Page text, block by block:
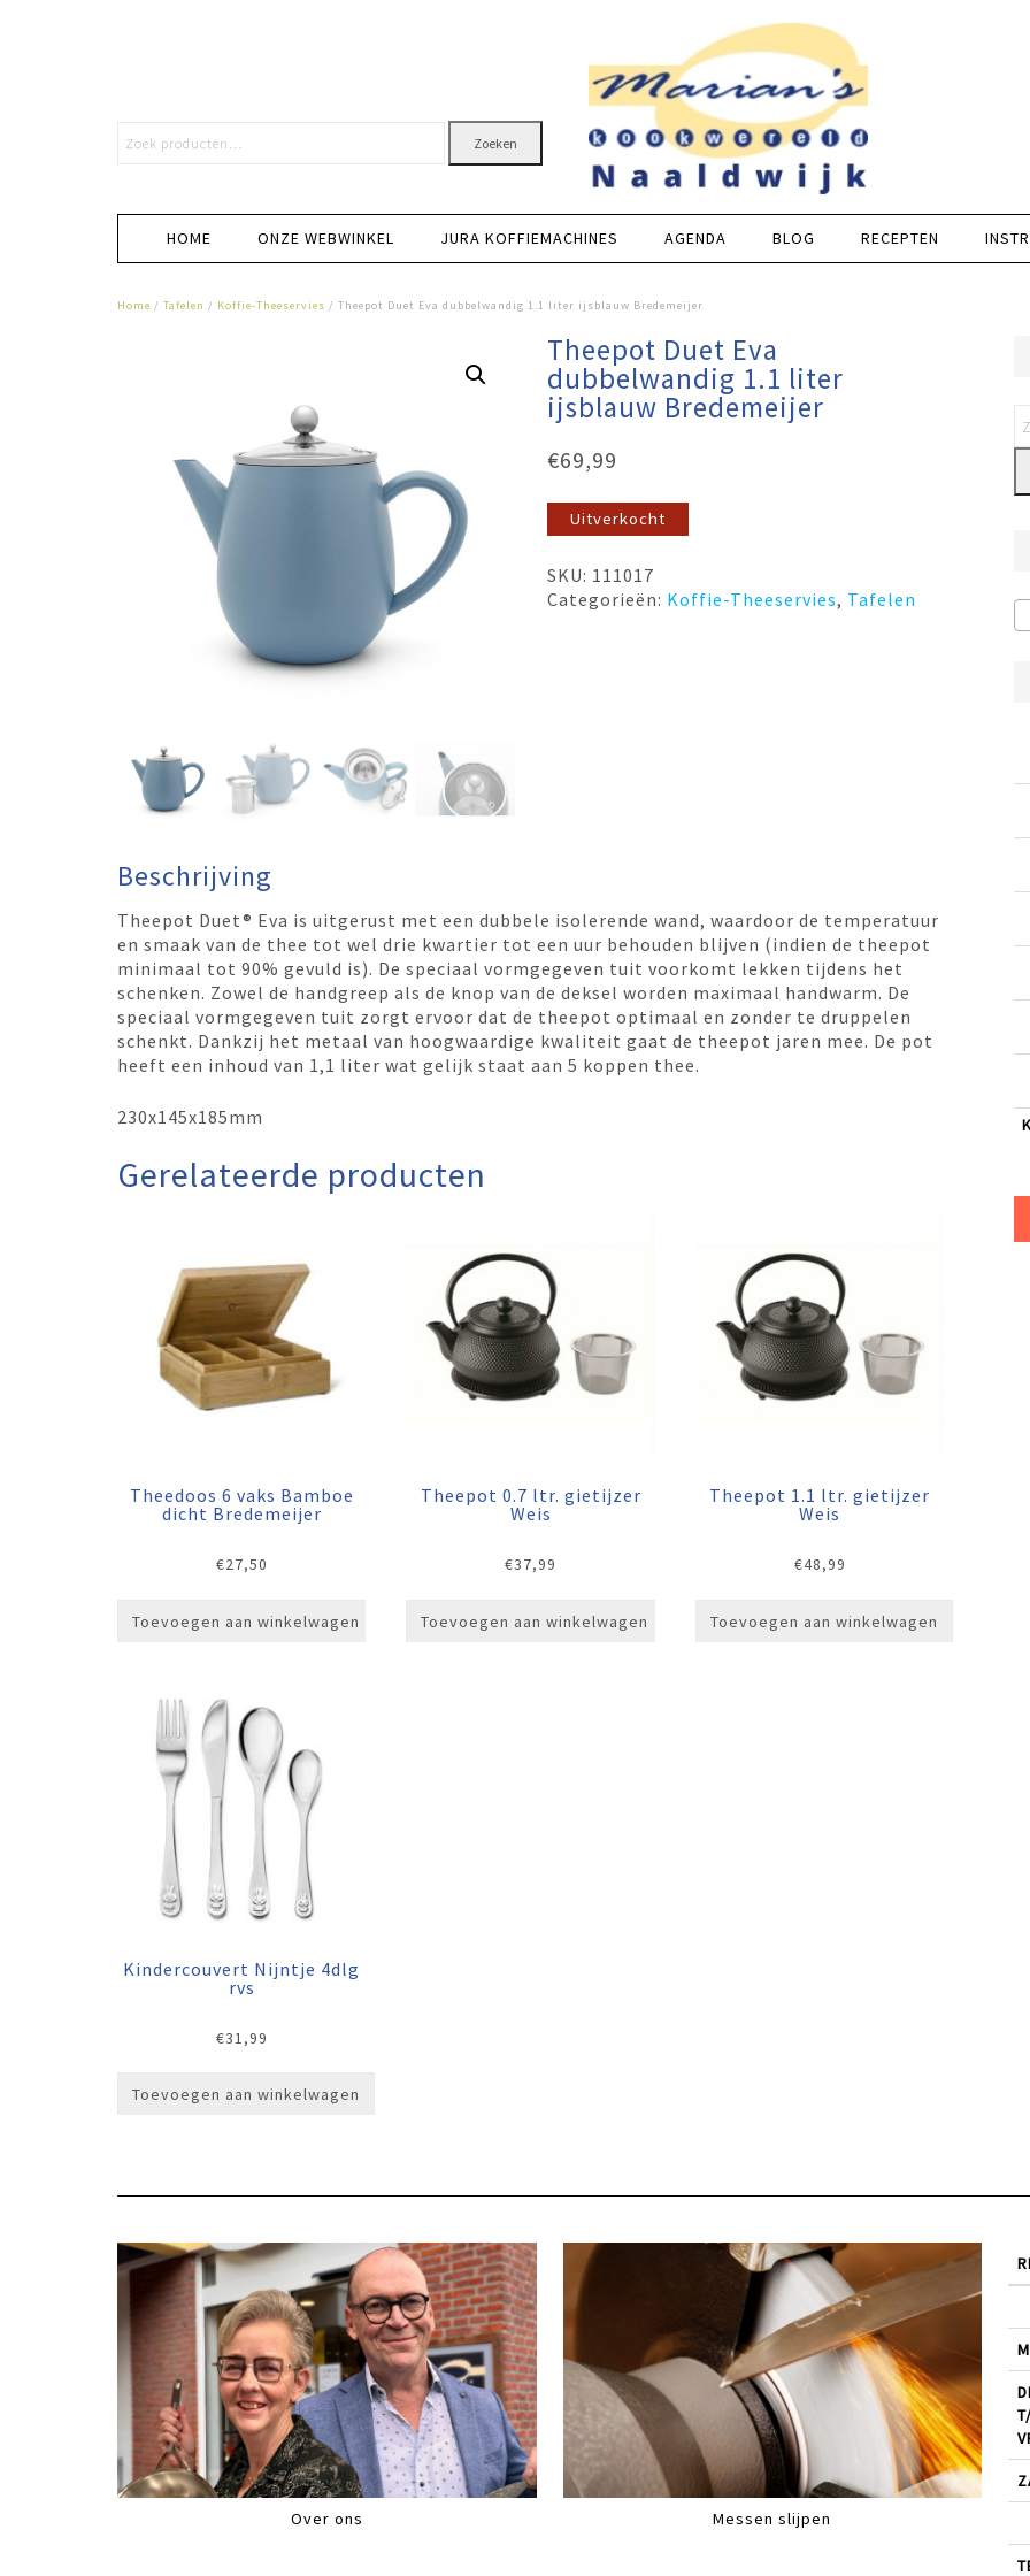
Zoeken
HOME ONZE WEBWINKEL JURA KOFFIEMACHINES AGENDA BLOG RECEPTEN
Home / Tafelen / Koffie-Theeservies / Theepot Duet Eva dubbelwandig 1.1 liter ijsblauw Bredemeijer
Theepot Duet Eva
dubbelwandig 1.1 liter
ijsblauw Bredemeijer
€69,99
Uitverkocht
SKU: 111017
Categorieën: Koffie-Theeservies, Tafelen
Beschrijving
Theepot Duet® Eva is uitgerust met een dubbele isolerende wand, waardoor de temperatuur
en smaak van de thee tot wel drie kwartier tot een uur behouden blijven (indien de theepot
minimaal tot 90% gevuld is). De speciaal vormgegeven tuit voorkomt lekken tijdens het
schenken. Zowel de handgreep als de knop van de deksel worden maximaal handwarm. De
speciaal vormgegeven tuit zorgt ervoor dat de theepot optimaal en zonder te druppelen
schenkt. Dankzij het metaal van hoogwaardige kwaliteit gaat de theepot jaren mee. De pot
heeft een inhoud van 1,1 liter wat gelijk staat aan 5 koppen thee.
230x145x185mm
Gerelateerde producten
Theedoos 6 vaks Bamboe
dicht Bredemeijer
€27,50
Toevoegen aan winkelwagen
Theepot 0.7 ltr. gietijzer
Weis
€37,99
Toevoegen aan winkelwagen
Theepot 1.1 ltr. gietijzer
Weis
€48,99
Toevoegen aan winkelwagen
Kindercouvert Nijntje 4dlg
rvs
€31,99
Toevoegen aan winkelwagen
Over ons Messen slijpen